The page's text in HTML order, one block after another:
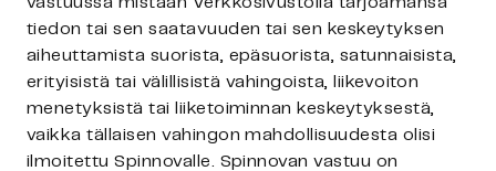
tiedon tai sen saatavuuden tai sen keskeytyksen
aiheuttamista suorista, epäsuorista, satunnaisista,
erityisistä tai välillisistä vahingoista, liikevoiton
menetyksistä tai liiketoiminnan keskeytyksestä,
vaikka tällaisen vahingon mahdollisuudesta olisi
ilmoitettu Spinnovalle. Spinnovan vastuu on